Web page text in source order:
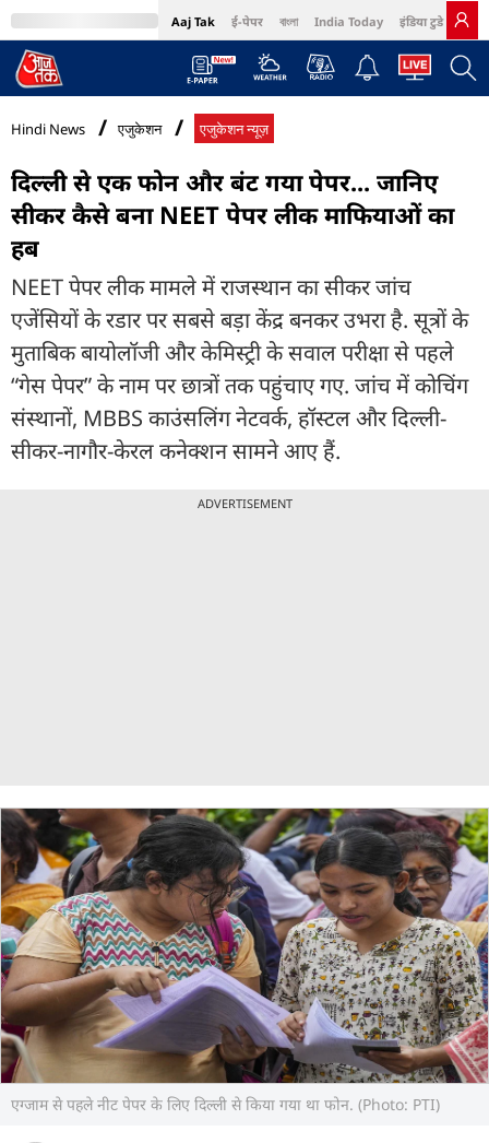
Aaj Tak ई-पेपर বাংলা India Today इंडिया टुडे हिंदी
MumbaiTak Cosmopolitan Harper's Bazaar Northeast
Hindi News एजुकेशन एजुकेशन न्यूज़
दिल्ली से एक फोन और बंट गया पेपर... जानिए
सीकर कैसे बना NEET पेपर लीक माफियाओं का
हब
NEET पेपर लीक मामले में राजस्थान का सीकर जांच
एजेंसियों के रडार पर सबसे बड़ा केंद्र बनकर उभरा है. सूत्रों के
मुताबिक बायोलॉजी और केमिस्ट्री के सवाल परीक्षा से पहले
“गेस पेपर” के नाम पर छात्रों तक पहुंचाए गए. जांच में कोचिंग
संस्थानों, MBBS काउंसलिंग नेटवर्क, हॉस्टल और दिल्ली-
सीकर-नागौर-केरल कनेक्शन सामने आए हैं.
ADVERTISEMENT
एग्जाम से पहले नीट पेपर के लिए दिल्ली से किया गया था फोन. (Photo: PTI)